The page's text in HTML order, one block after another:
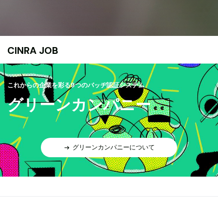
CINRA JOB
これからの企業を彩る9つのバッヂ認証システム
グリーンカンパニー
グリーンカンパニーについて